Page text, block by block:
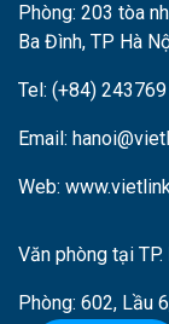
Phòng: 203 tòa
Ba Đình, TP Hà
Tel: (+84)
Email:
Web:
Văn phòng tại TP.
Phòng: 602, Lầu